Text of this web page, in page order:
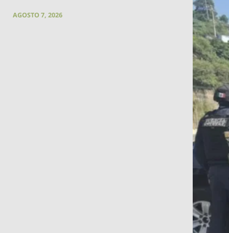
AGOSTO 7, 2026